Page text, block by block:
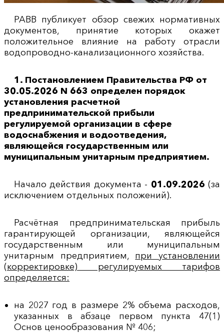
РАВВ публикует обзор свежих нормативных
документов, принятие которых окажет
положительное влияние на работу отрасли
водопроводно-канализационного хозяйства.
1. Постановлением Правительства РФ от
30.05.2026 N 663 определен порядок
установления расчетной
предпринимательской прибыли
регулируемой организации в сфере
водоснабжения и водоотведения,
являющейся государственным или
муниципальным унитарным предприятием.
Начало действия документа - 01.09.2026 (за
исключением отдельных положений).
Расчётная предпринимательская прибыль
гарантирующей организации, являющейся
государственным или муниципальным
унитарным предприятием, при установлении
(корректировке) регулируемых тарифов
определяется:
на 2027 год в размере 2% объема расходов,
указанных в абзаце первом пункта 47(1)
Основ ценообразования № 406;